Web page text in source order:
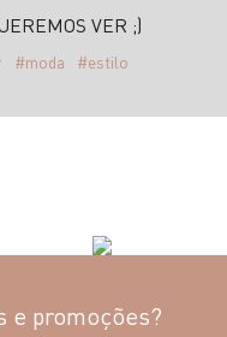
VER ;)
#moda #estilo
e promoções?